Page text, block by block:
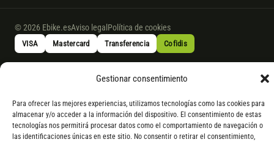
Gestionar consentimiento
Para ofrecer las mejores experiencias, utilizamos tecnologías como las cookies para
almacenar y/o acceder a la información del dispositivo. El consentimiento de estas
tecnologías nos permitirá procesar datos como el comportamiento de navegación o
las identificaciones únicas en este sitio. No consentir o retirar el consentimiento,
© 2026 Ebike.esAviso legal Política de cookies
VISA Mastercard Transferencia Cofidis
* Financiación instantánea con Cofidis hasta 6.000 € sin intereses.
los detallespor WhatsApp.
* Los modelos con entrega inmediata se envían 24 h laborables tras el